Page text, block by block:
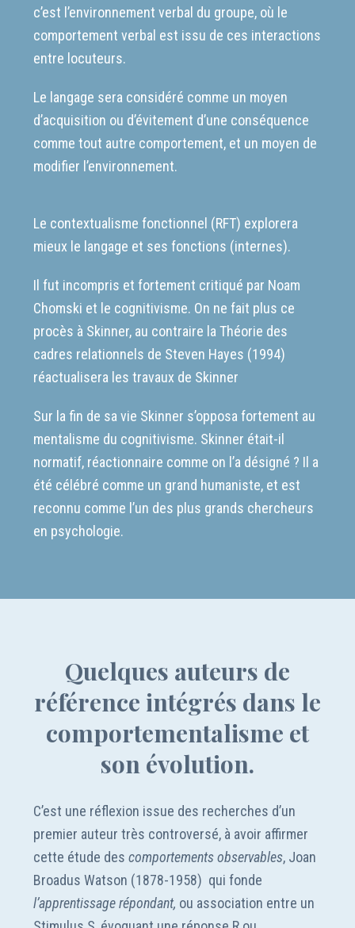
c’est l’environnement verbal du groupe, où le
comportement verbal est issu de ces interactions
entre locuteurs.
Le langage sera considéré comme un moyen
d’acquisition ou d’évitement d’une conséquence
comme tout autre comportement, et un moyen de
modifier l’environnement.
Le contextualisme fonctionnel (RFT) explorera
mieux le langage et ses fonctions (internes).
Il fut incompris et fortement critiqué par Noam
Chomski et le cognitivisme. On ne fait plus ce
procès à Skinner, au contraire la Théorie des
cadres relationnels de Steven Hayes (1994)
réactualisera les travaux de Skinner
Sur la fin de sa vie Skinner s’opposa fortement au
mentalisme du cognitivisme. Skinner était-il
normatif, réactionnaire comme on l’a désigné ? Il a
été célébré comme un grand humaniste, et est
reconnu comme l’un des plus grands chercheurs
en psychologie.
Quelques auteurs de
référence intégrés dans le
comportementalisme et
son évolution.
C’est une réflexion issue des recherches d’un
premier auteur très controversé, à avoir affirmer
cette étude des comportements observables, Joan
Broadus Watson (1878-1958) qui fonde
l’apprentissage répondant, ou association entre un